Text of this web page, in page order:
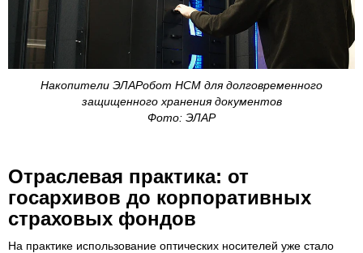
Накопители ЭЛАРобот НСМ для долговременного
защищенного хранения документов
Фото: ЭЛАР
Отраслевая практика: от
госархивов до корпоративных
страховых фондов
На практике использование оптических носителей уже стало